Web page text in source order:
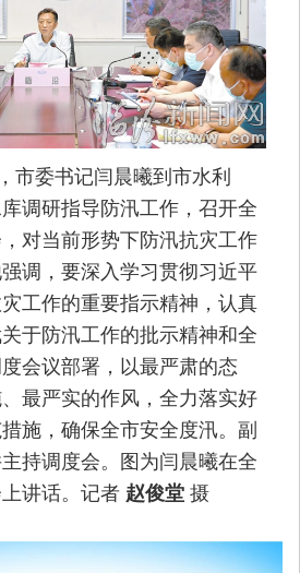
委书记闫晨曦到市水利
调研指导防汛工作，召开全
对当前形势下防汛抗灾工作
调，要深入学习贯彻习近平
工作的重要指示精神，认真
于防汛工作的批示精神和全
会议部署，以最严肃的态
最严实的作风，全力落实好
施，确保全市安全度汛。副
持调度会。图为闫晨曦在全
讲话。记者赵俊堂摄